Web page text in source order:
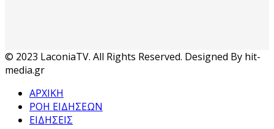
© 2023 LaconiaTV. All Rights Reserved. Designed By hit-
media.gr
ΑΡΧΙΚΗ
ΡΟΗ ΕΙΔΗΣΕΩΝ
ΕΙΔΗΣΕΙΣ